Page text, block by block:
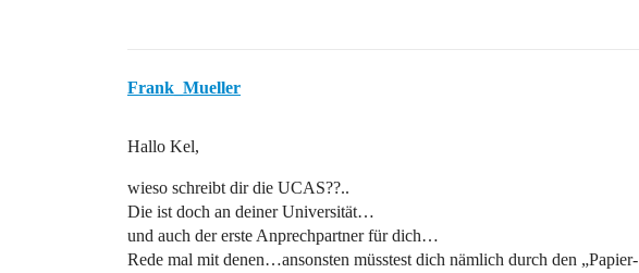
Frank_Mueller
Hallo Kel,
wieso schreibt dir die UCAS??..
Die ist doch an deiner Universität…
und auch der erste Anprechpartner für dich…
Rede mal mit denen…ansonsten müsstest dich nämlich durch den „Papier-